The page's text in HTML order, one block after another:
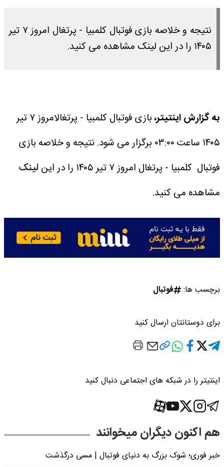
نتیجه و خلاصه بازی فوتبال کلمبیا - پرتغال امروز ۷ تیر
۱۴۰۵ را در این لینک مشاهده می کنید.
به گزارش اینتیتر،
بازی فوتبال کلمبیا - پرتغالامروز ۷ تیر
۱۴۰۵ ساعت ۰۳:۰۰ برگزار می شود.
نتیجه و خلاصه بازی
فوتبال کلمبیا - پرتغال امروز ۷ تیر ۱۴۰۵ را در این
لینک
مشاهده می کنید.
برچسب ها: فوتبال
برای دوستانتان ارسال کنید
اینتیتر را در شبکه های اجتماعی دنبال کنید
هم اکنون دیگران میخوانند
خبر فوری؛‌ شوک بزرگ به دنیای فوتبال | مسی درگذشت